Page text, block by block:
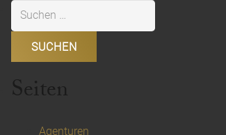
Suchen
nach:
Seiten
Agenturen